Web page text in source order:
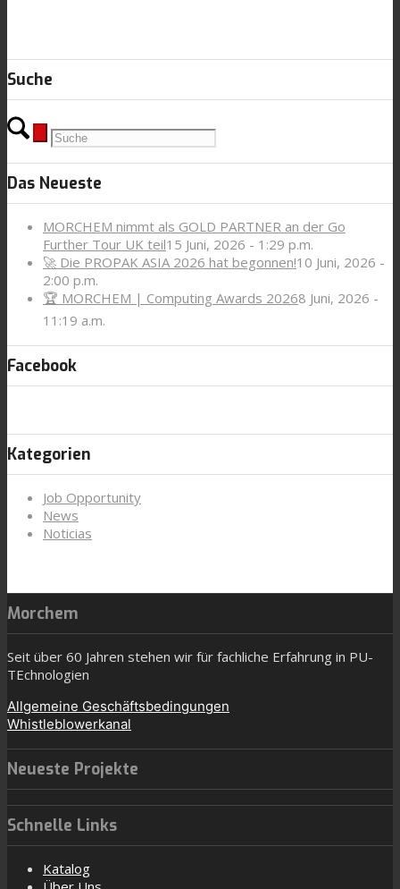
Suche
Das Neueste
MORCHEM nimmt als GOLD PARTNER an der Go
Further Tour UK teil15 Juni, 2026 - 1:29 p.m.
🚀 Die PROPAK ASIA 2026 hat begonnen!10 Juni, 2026 -
2:00 p.m.
🏆 MORCHEM | Computing Awards 20268 Juni, 2026 -
11:19 a.m.
Facebook
Kategorien
Job Opportunity
News
Noticias
Morchem
Seit über 60 Jahren stehen wir für fachliche Erfahrung in PU-
TEchnologien
Allgemeine Geschäftsbedingungen
Whistleblowerkanal
Neueste Projekte
Schnelle Links
Katalog